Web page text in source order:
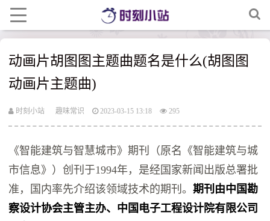
动画片胡图图主题曲题名是什么(胡图图
动画片主题曲)
时刻小站 趣味常识 2023-03-15 13:18 295
《智能建筑与智慧城市》期刊（原名《智能建筑与城
市信息》）创刊于1994年，是经国家新闻出版总署批
准，国内率先介绍该领域技术的期刊。期刊由中国勘
察设计协会主管主办、中国电子工程设计院有限公司